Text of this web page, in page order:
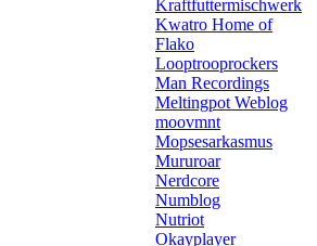
Kraftfuttermischwerk
Kwatro Home of
Flako
Looptrooprockers
Man Recordings
Meltingpot Weblog
moovmnt
Mopsesarkasmus
Mururoar
Nerdcore
Numblog
Nutriot
Okayplayer